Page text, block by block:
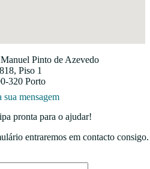
Pinto de Azevedo
Piso 1
320 Porto
sua mensagem
pronta para o ajudar!
entraremos em contacto consigo.